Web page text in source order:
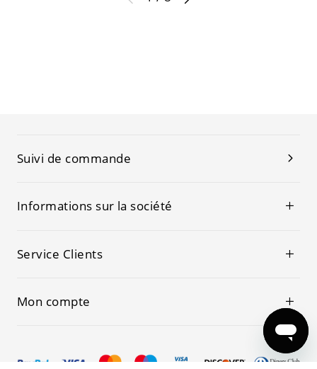
Suivi de commande
Informations sur la société
Service Clients
Mon compte